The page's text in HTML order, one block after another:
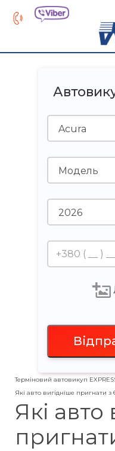
Терміновий автовикуп
Які авто вигідніше пригнати
Які авто